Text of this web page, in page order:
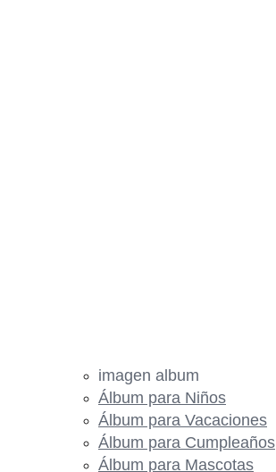
imagen album
Álbum para Niños
Álbum para Vacaciones
Álbum para Cumpleaños
Álbum para Mascotas